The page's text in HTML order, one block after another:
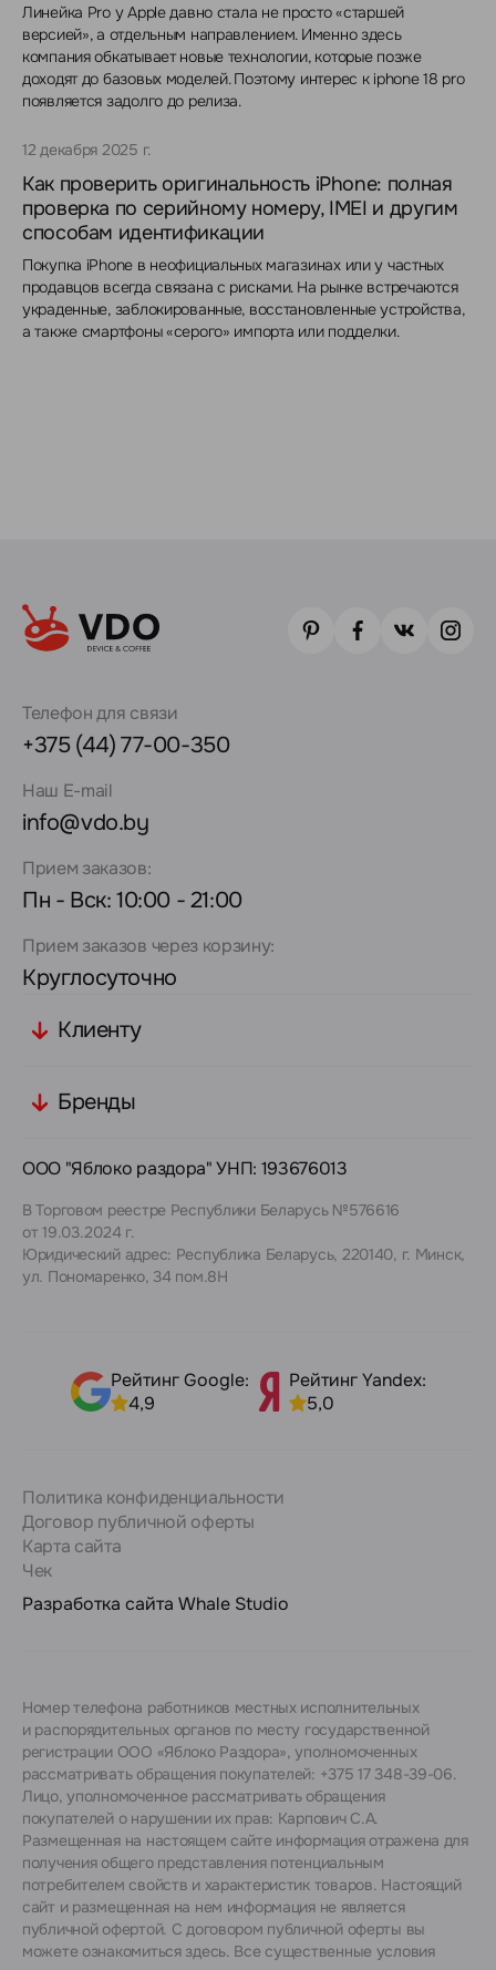
Линейка Pro у Apple давно стала не просто «старшей
версией», а отдельным направлением. Именно здесь
компания обкатывает новые технологии, которые позже
доходят до базовых моделей. Поэтому интерес к iphone 18 pro
появляется задолго до релиза.
12 декабря 2025 г.
Как проверить оригинальность iPhone: полная
проверка по серийному номеру, IMEI и другим
способам идентификации
Покупка iPhone в неофициальных магазинах или у частных
продавцов всегда связана с рисками. На рынке встречаются
украденные, заблокированные, восстановленные устройства,
а также смартфоны «серого» импорта или подделки.
Телефон для связи
+375 (44) 77-00-350
Наш E-mail
info@vdo.by
Прием заказов:
Пн - Вск: 10:00 - 21:00
Прием заказов через корзину:
Круглосуточно
Клиенту
Бренды
ООО "Яблоко раздора" УНП: 193676013
В Торговом реестре Республики Беларусь №576616
от 19.03.2024 г.
Юридический адрес: Республика Беларусь, 220140, г. Минск,
ул. Пономаренко, 34 пом.8Н
Рейтинг Google:
4,9
Рейтинг Yandex:
5,0
Политика конфиденциальности
Договор публичной оферты
Карта сайта
Чек
Разработка сайта Whale Studio
Номер телефона работников местных исполнительных
и распорядительных органов по месту государственной
регистрации ООО «Яблоко Раздора», уполномоченных
рассматривать обращения покупателей: +375 17 348-39-06.
Лицо, уполномоченное рассматривать обращения
покупателей о нарушении их прав: Карпович С.А.
Размещенная на настоящем сайте информация отражена для
получения общего представления потенциальным
потребителем свойств и характеристик товаров. Настоящий
сайт и размещенная на нем информация не является
публичной офертой. С договором публичной оферты вы
можете ознакомиться здесь. Все существенные условия